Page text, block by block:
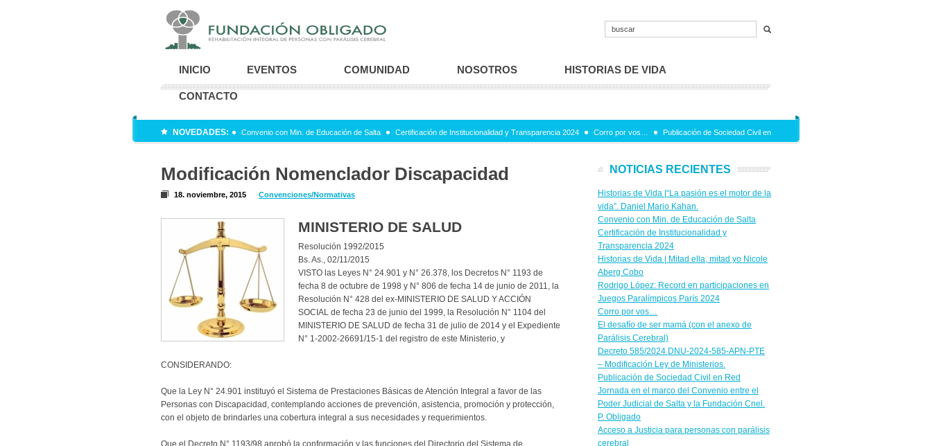
INICIO EVENTOS COMUNIDAD NOSOTROS HISTORIAS DE VIDA
CONTACTO
NOVEDADES: Convenio con Min. de Educación de Salta Certificación de Institucionalidad y Transparencia 2024 Corro por vos… Publicación de Sociedad Civil en Red
Modificación Nomenclador Discapacidad
18. noviembre, 2015 Convenciones/Normativas
MINISTERIO DE SALUD
Resolución 1992/2015
Bs. As., 02/11/2015
VISTO las Leyes N° 24.901 y N° 26.378, los Decretos N° 1193 de
fecha 8 de octubre de 1998 y N° 806 de fecha 14 de junio de 2011, la
Resolución N° 428 del ex-MINISTERIO DE SALUD Y ACCIÓN
SOCIAL de fecha 23 de junio del 1999, la Resolución N° 1104 del
MINISTERIO DE SALUD de fecha 31 de julio de 2014 y el Expediente
N° 1-2002-26691/15-1 del registro de este Ministerio, y
CONSIDERANDO:
Que la Ley N° 24.901 instituyó el Sistema de Prestaciones Básicas de Atención Integral a favor de las
Personas con Discapacidad, contemplando acciones de prevención, asistencia, promoción y protección,
con el objeto de brindarles una cobertura integral a sus necesidades y requerimientos.
Que el Decreto N° 1193/98 aprobó la conformación y las funciones del Directorio del Sistema de
NOTICIAS RECIENTES
Historias de Vida |“La pasión es el motor de la
vida”. Daniel Mario Kahan.
Convenio con Min. de Educación de Salta
Certificación de Institucionalidad y
Transparencia 2024
Historias de Vida | Mitad ella, mitad yo Nicole
Aberg Cobo
Rodrigo López: Record en participaciones en
Juegos Paralímpicos París 2024
Corro por vos…
El desafío de ser mamá (con el anexo de
Parálisis Cerebral)
Decreto 585/2024 DNU-2024-585-APN-PTE
– Modificación Ley de Ministerios.
Publicación de Sociedad Civil en Red
Jornada en el marco del Convenio entre el
Poder Judicial de Salta y la Fundación Cnel.
P. Obligado
Acceso a Justicia para personas con parálisis
cerebral